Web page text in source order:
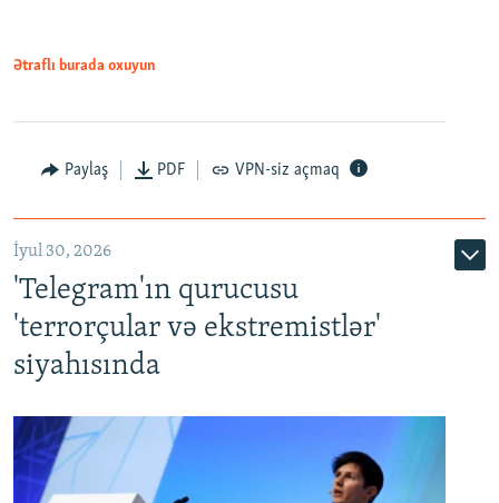
Ətraflı burada oxuyun
Paylaş PDF VPN-siz açmaq
İyul 30, 2026
'Telegram'ın qurucusu
'terrorçular və ekstremistlər'
siyahısında